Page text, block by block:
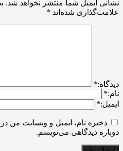
نشانی ایمیل شما منتشر نخواهد شد.
علامت‌گذاری شده‌اند *
ديدگاه:*
نام:*
ایمیل:*
ذخیره نام، ایمیل و وبسایت من
دوباره دیدگاهی می‌نویسم.